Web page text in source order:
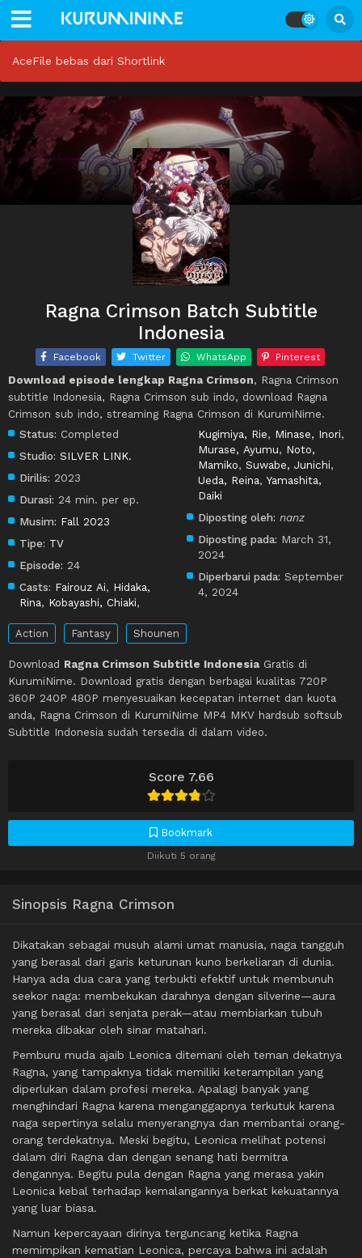
AceFile bebas dari Shortlink
Score 7.66
Bookmark
Diikuti 5 orang
Ragna Crimson Batch Subtitle
Indonesia
Facebook Twitter WhatsApp Pinterest
Download episode lengkap Ragna Crimson, Ragna Crimson
subtitle Indonesia, Ragna Crimson sub indo, download Ragna
Crimson sub indo, streaming Ragna Crimson di KurumiNime.
Status: Completed
Studio: SILVER LINK.
Dirilis: 2023
Durasi: 24 min. per ep.
Musim: Fall 2023
Tipe: TV
Episode: 24
Casts: Fairouz Ai, Hidaka,
Rina, Kobayashi, Chiaki,
Kugimiya, Rie, Minase, Inori,
Murase, Ayumu, Noto,
Mamiko,Suwabe, Junichi,
Ueda, Reina,Yamashita,
Daiki
Diposting oleh: nanz
Diposting pada: March 31,
2024
Diperbarui pada: September
4, 2024
Action Fantasy Shounen
Download Ragna Crimson Subtitle Indonesia Gratis di
KurumiNime. Download gratis dengan berbagai kualitas 720P
360P 240P 480P menyesuaikan kecepatan internet dan kuota
anda, Ragna Crimson di KurumiNime MP4 MKV hardsub softsub
Subtitle Indonesia sudah tersedia di dalam video.
Sinopsis Ragna Crimson
Dikatakan sebagai musuh alami umat manusia, naga tangguh
yang berasal dari garis keturunan kuno berkeliaran di dunia.
Hanya ada dua cara yang terbukti efektif untuk membunuh
seekor naga: membekukan darahnya dengan silverine—aura
yang berasal dari senjata perak—atau membiarkan tubuh
mereka dibakar oleh sinar matahari.
Pemburu muda ajaib Leonica ditemani oleh teman dekatnya
Ragna, yang tampaknya tidak memiliki keterampilan yang
diperlukan dalam profesi mereka. Apalagi banyak yang
menghindari Ragna karena menganggapnya terkutuk karena
naga sepertinya selalu menyerangnya dan membantai orang-
orang terdekatnya. Meski begitu, Leonica melihat potensi
dalam diri Ragna dan dengan senang hati bermitra
dengannya. Begitu pula dengan Ragna yang merasa yakin
Leonica kebal terhadap kemalangannya berkat kekuatannya
yang luar biasa.
Namun kepercayaan dirinya terguncang ketika Ragna
memimpikan kematian Leonica, percaya bahwa ini adalah